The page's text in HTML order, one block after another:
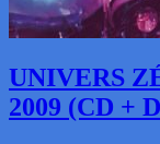
UNIVERS
2009 (CD +